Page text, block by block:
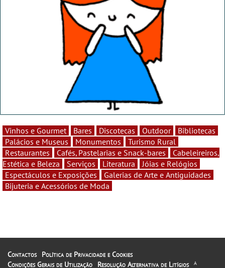
Vinhos e Gourmet Bares Discotecas Outdoor
Bibliotecas
Palácios e Museus
Monumentos
Turismo Rural
Restaurantes
Cafés, Pastelarias e Snack-bares
Cabeleireiros,
Estética e Beleza
Serviços Literatura
Jóias e Relógios
Espectáculos e Exposições
Galerias de Arte e Antiguidades
Bijuteria e Acessórios de Moda
Contactos
Política de Privacidade e Cookies
Condições Gerais de Utilização
Resolução Alternativa de Litígios A